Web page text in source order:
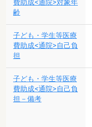
費助成<通院>対象年
齢
子ども・学生等医療
費助成<通院>自己負
担
子ども・学生等医療
費助成<通院>自己負
担－備考